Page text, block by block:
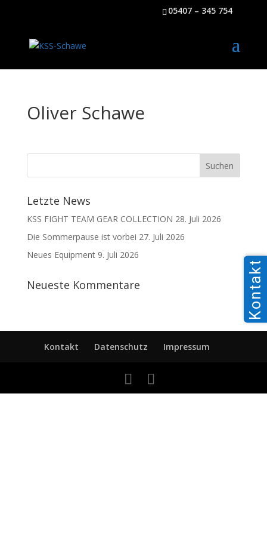
05407 – 345 754
Oliver Schawe
Letzte News
KSS FIGHT TEAM GEAR COLLECTION 28. Juli 2026
Die Sommerpause ist vorbei 27. Juli 2026
Neues Equipment 9. Juli 2026
Neueste Kommentare
Kontakt Datenschutz Impressum
Kontakt